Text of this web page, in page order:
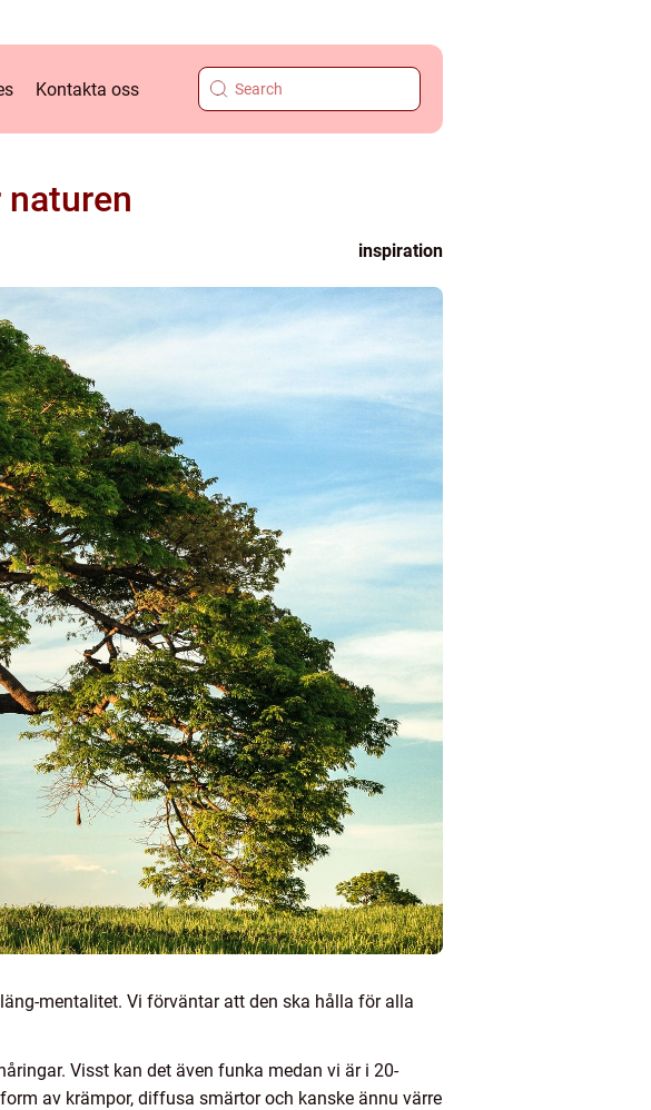
Kontakta oss
inspiration
mentalitet. Vi förväntar att den ska hålla för alla
Visst kan det även funka medan vi är i 20-
av krämpor, diffusa smärtor och kanske ännu värre